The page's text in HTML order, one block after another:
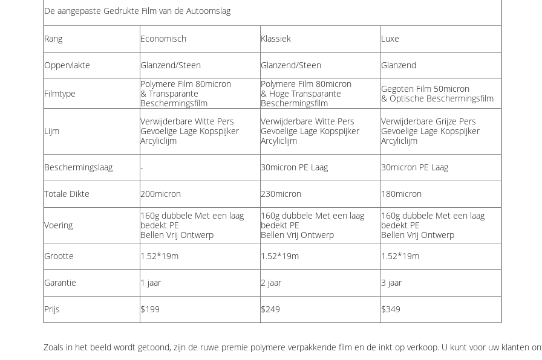
De aangepaste Gedrukte Film van de Autoomslag
Rang Economisch Klassiek Luxe
Oppervlakte Glanzend/Steen Glanzend/Steen Glanzend
Filmtype
Polymere Film 80micron
& Transparante
Beschermingsfilm
Polymere Film 80micron
& Hoge Transparante
Beschermingsfilm
Gegoten Film 50micron
& Optische Beschermingsfilm
Lijm
Verwijderbare Witte Pers
Gevoelige Lage Kopspijker
Arcyliclijm
Verwijderbare Witte Pers
Gevoelige Lage Kopspijker
Arcyliclijm
Verwijderbare Grijze Pers
Gevoelige Lage Kopspijker
Arcyliclijm
Beschermingslaag - 30micron PE Laag 30micron PE Laag
Totale Dikte 200micron 230micron 180micron
Voering
160g dubbele Met een laag
bedekt PE
Bellen Vrij Ontwerp
160g dubbele Met een laag
bedekt PE
Bellen Vrij Ontwerp
160g dubbele Met een laag
bedekt PE
Bellen Vrij Ontwerp
Grootte
1.52*19m 1.52*19m 1.52*19m
Garantie 1 jaar 2 jaar 3 jaar
Prijs $199 $249 $349
Zoals in het beeld wordt getoond, zijn de ruwe premie polymere verpakkende film en de inkt op verkoop. U kunt voor uw klanten